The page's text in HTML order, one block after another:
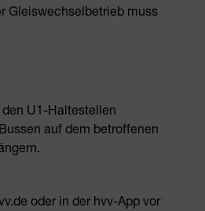
Gleiswechselbetrieb muss
den U1-Haltestellen
auf dem betroffenen
oder in der hvv-App vor